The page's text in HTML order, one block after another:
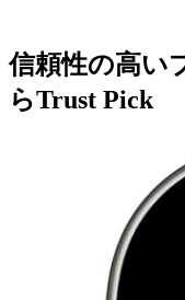
信頼性の高い
らTrust Pick